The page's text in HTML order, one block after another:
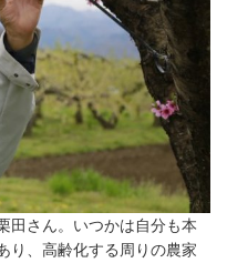
とも強めで濃厚な味わいで
芳醇な香りが魅力。果肉は
日持ちが良いのが特徴で
生種で、甘めですが、酸味
なりやすいです。（数が
田さん。いつかは自分も本
り、高齢化する周りの農家